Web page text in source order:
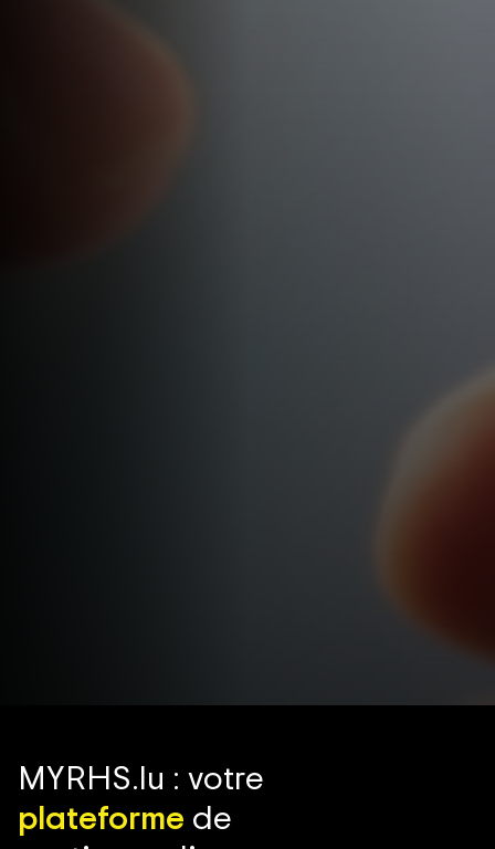
MYRHS.lu : votre
plateforme de